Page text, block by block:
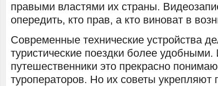
правыми властями их страны.
опередить, кто прав, а кто виноват в
Современные технические устройства
туристические поездки более удобными.
путешественники это прекрасно
туроператоров. Но их советы укрепляют